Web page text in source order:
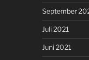
September
Juli 2021
Juni 2021